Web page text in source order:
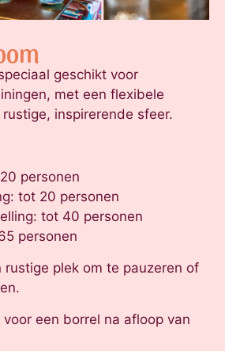
geschikt voor
met een flexibele
inspirerende sfeer.
personen
tot 20 personen
tot 40 personen
personen
rustige plek om te pauzeren of
voor een borrel na afloop van